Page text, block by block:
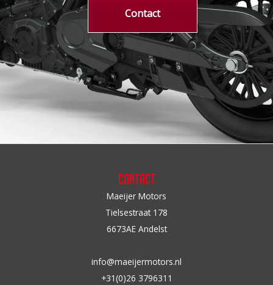
Contact
Contact
Maeijer Motors
Tielsestraat 178
6673AE Andelst
info@maeijermotors.nl
+31(0)26 3796311